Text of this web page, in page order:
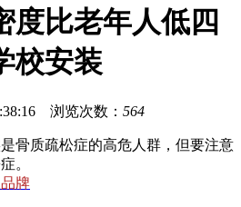
度比老年人低四
校安装
浏览次数： 564
骨质疏松症的高危人群，但要注意
。
牌